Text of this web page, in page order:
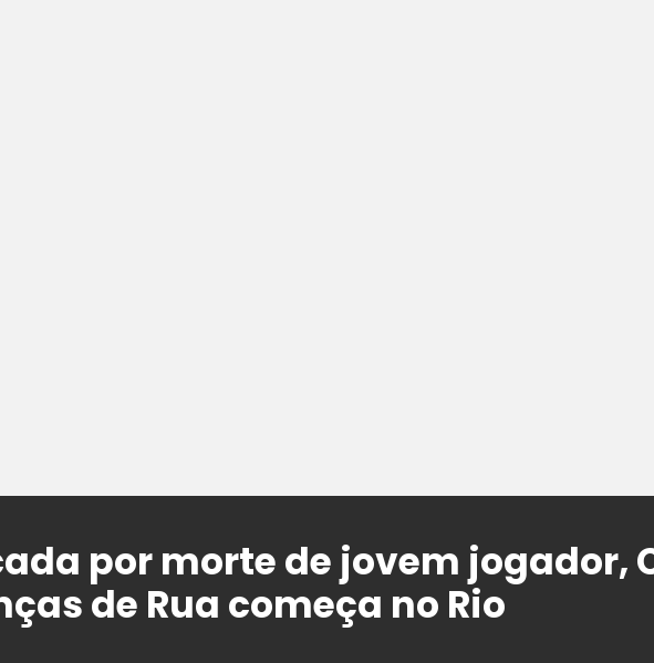
por morte de jovem jogador,
de Rua começa no Rio